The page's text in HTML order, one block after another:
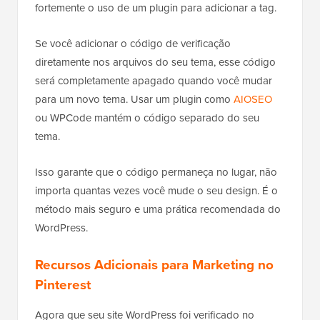
fortemente o uso de um plugin para adicionar a tag.
Se você adicionar o código de verificação
diretamente nos arquivos do seu tema, esse código
será completamente apagado quando você mudar
para um novo tema. Usar um plugin como AIOSEO
ou WPCode mantém o código separado do seu
tema.
Isso garante que o código permaneça no lugar, não
importa quantas vezes você mude o seu design. É o
método mais seguro e uma prática recomendada do
WordPress.
Recursos Adicionais para Marketing no
Pinterest
Agora que seu site WordPress foi verificado no